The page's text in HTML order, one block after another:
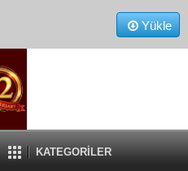
Yükle
KATEGORİLER